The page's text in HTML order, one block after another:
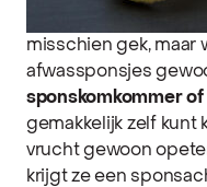
misschien gek, maar
afwassponsjes
sponskomkommer of
gemakkelijk zelf kunt
vrucht gewoon
krijgt ze een